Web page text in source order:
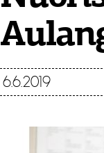
6.6.2019